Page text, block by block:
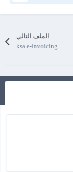
الملف التالي
ksa e-invoicing